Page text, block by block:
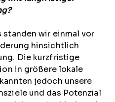
standen wir einmal vor
hinsichtlich
Die kurzfristige
in größere lokale
jedoch unsere
und das Potenzial